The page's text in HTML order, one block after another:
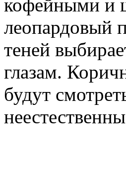
кофейными и
леопардовый
теней
глазам.
будут